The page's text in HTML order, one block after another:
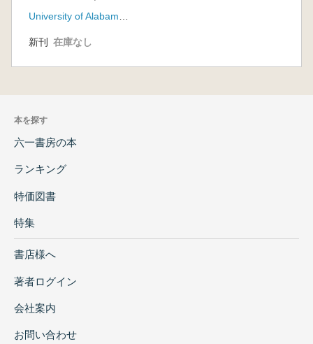
University of Alabama Press
新刊 在庫なし
本を探す
六一書房の本
ランキング
特価図書
特集
書店様へ
著者ログイン
会社案内
お問い合わせ